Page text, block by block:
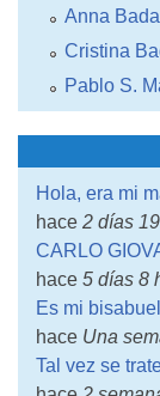
Anna
Cristina
Pablo S.
Hola, era mi
hace 2 días
CARLO
hace 5 días 8
Es mi
hace Una
Tal vez se